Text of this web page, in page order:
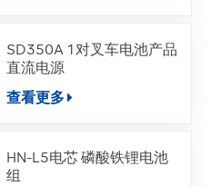
SD350A 1对叉车电池产品
直流电源
查看更多
HN-L5电芯 磷酸铁锂电池
组